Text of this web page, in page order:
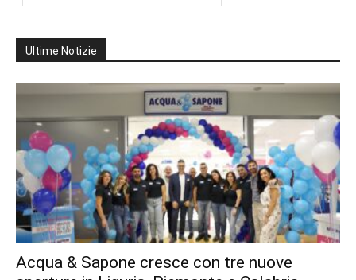
Ultime Notizie
Acqua & Sapone cresce con tre nuove